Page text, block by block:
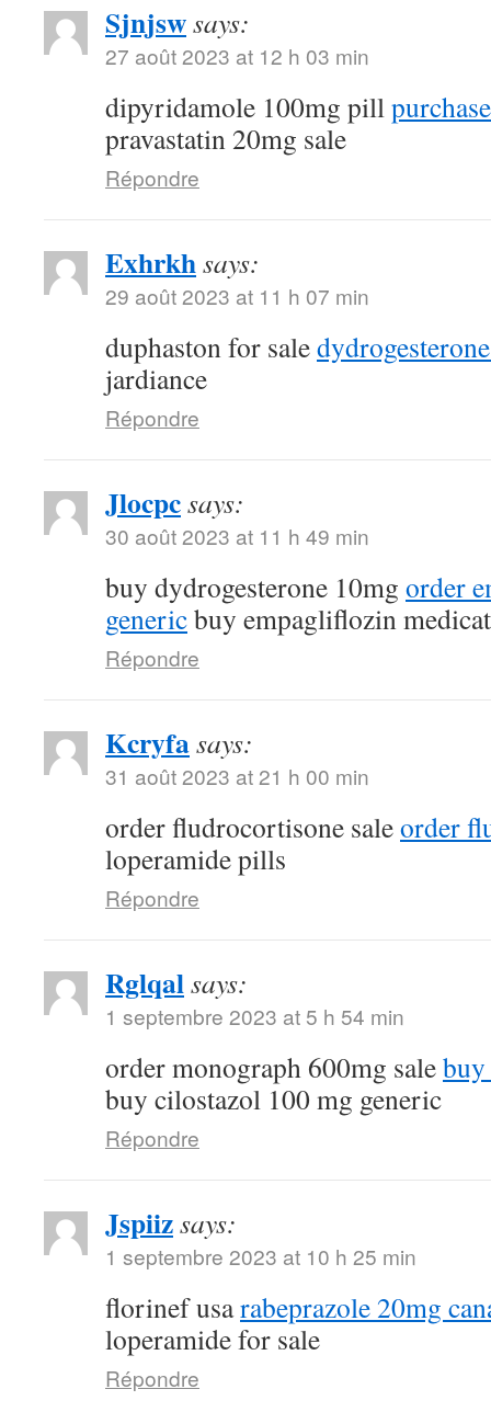
Sjnjswsays:
27 août 2023 at 12 h 03 min
dipyridamole 100mg pill
pravastatin 20mg sale
Répondre
Exhrkhsays:
29 août 2023 at 11 h 07 min
duphaston for sale
jardiance
Répondre
Jlocpcsays:
30 août 2023 at 11 h 49 min
buy dydrogesterone 10mg order
genericbuy empagliflozin
Répondre
Kcryfasays:
31 août 2023 at 21 h 00 min
order fludrocortisone saleorder
loperamide pills
Répondre
Rglqalsays:
1 septembre 2023 at 5 h 54 min
order monograph 600mg sale
buy cilostazol 100 mg generic
Répondre
Jspiizsays:
1 septembre 2023 at 10 h 25 min
florinef usarabeprazole 20mg
loperamide for sale
Répondre